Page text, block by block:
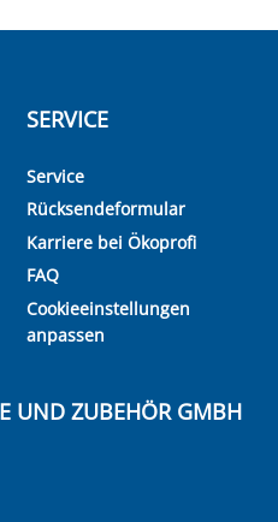
SERVICE
Service
Rücksendeformular
Karriere bei Ökoprofi
FAQ
Cookieeinstellungen
anpassen
UND ZUBEHÖR GMBH